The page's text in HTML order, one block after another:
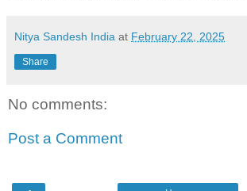
Nitya Sandesh India at February 22, 2025
Share
No comments:
Post a Comment